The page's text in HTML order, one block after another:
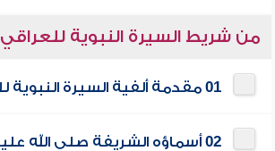
من شريط السيرة النبوية للعراقي
01 مقدمة ألفية السيرة النبوية للعراقي
02 أسماؤه الشريفة صلى الله عليه وسلم